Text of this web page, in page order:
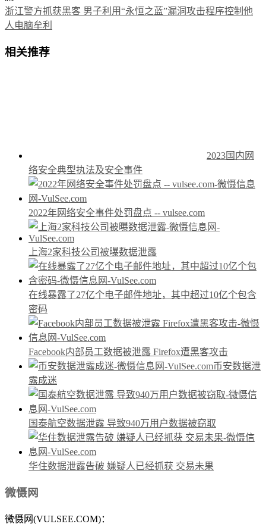
浙江警方抓获黑客 男子利用“永恒之蓝”漏洞攻击程序控制他
人电脑牟利
相关推荐
2023国内网
络安全典型执法及安全事件
2022年网络安全事件处罚盘点 -- vulsee.com
上海2家科技公司被曝数据泄露
在线暴露了27亿个电子邮件地址，其中超过10亿个包含
密码
Facebook内部员工数据被泄露 Firefox遭黑客攻击
币安数据泄
露成迷
国泰航空数据泄露 导致940万用户数据被窃取
华住数据泄露告破 嫌疑人已经抓获 交易未果
微慑网
微慑网(VULSEE.COM)：